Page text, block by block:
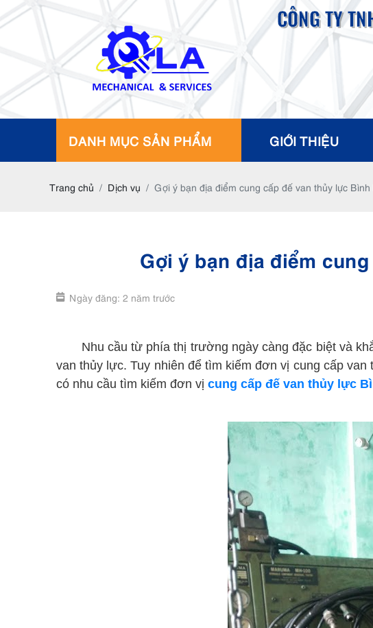
CÔNG TY
DANH MỤC SẢN PHẨM GIỚI THIỆU
Trang chủ Dịch vụ Gợi ý bạn địa điểm cung cấp đế van thủy lực
Gợi ý bạn địa điểm
Ngày đăng: 2 năm trước
Nhu cầu từ phía thị trường ngày càng đặc biệt và
van thủy lực. Tuy nhiên để tìm kiếm đơn vị cung cấp
có nhu cầu tìm kiếm đơn vị cung cấp đế van thủy lực